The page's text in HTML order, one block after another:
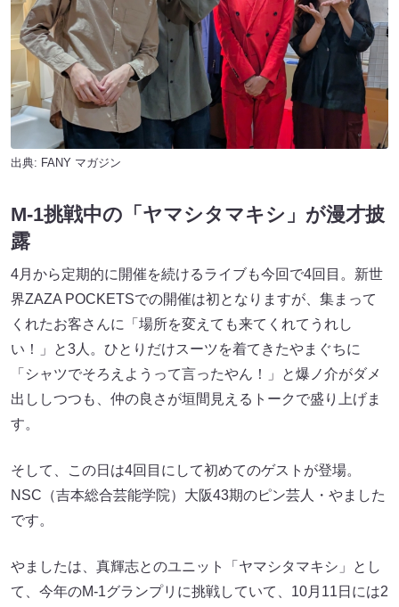
出典: FANY マガジン
M-1挑戦中の「ヤマシタマキシ」が漫才披
露
4月から定期的に開催を続けるライブも今回で4回目。新世
界ZAZA POCKETSでの開催は初となりますが、集まって
くれたお客さんに「場所を変えても来てくれてうれし
い！」と3人。ひとりだけスーツを着てきたやまぐちに
「シャツでそろえようって言ったやん！」と爆ノ介がダメ
出ししつつも、仲の良さが垣間見えるトークで盛り上げま
す。
そして、この日は4回目にして初めてのゲストが登場。
NSC（吉本総合芸能学院）大阪43期のピン芸人・やました
です。
やましたは、真輝志とのユニット「ヤマシタマキシ」とし
て、今年のM-1グランプリに挑戦していて、10月11日には2